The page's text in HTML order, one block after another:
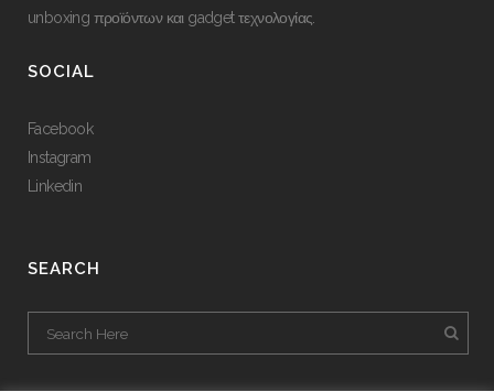
unboxing προϊόντων και gadget τεχνολογίας.
SOCIAL
Facebook
Instagram
Linkedin
SEARCH